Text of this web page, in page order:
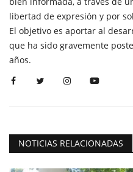
libertad de expresión y por
El objetivo es aportar al
que ha sido gravemente
años.
NOTICIAS RELACIONADAS